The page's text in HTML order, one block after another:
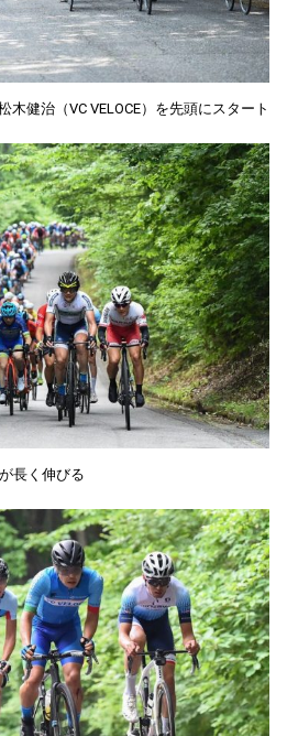
健治（VC VELOCE）を先頭にスタート
長く伸びる